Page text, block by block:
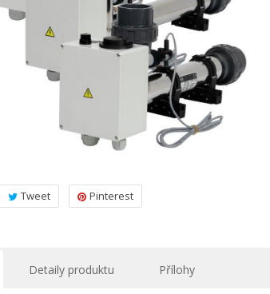
Tweet Pinterest
Detaily produktu Přílohy